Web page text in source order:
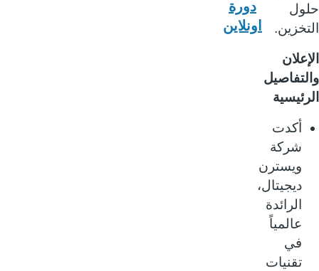
أكدت
شركة
ويسترن
ديجيتال،
الرائدة
عالمياً
في
تقنيات
دورة
اونلاين